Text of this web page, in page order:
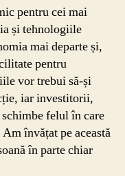
pentru cei mai
și tehnologiile
mai departe și,
pentru
vor trebui să-și
iar investitorii,
felul în care
învățat pe această
în parte chiar